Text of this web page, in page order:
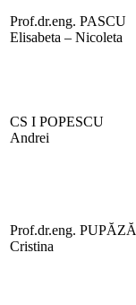
Prof.dr.eng. PASCU
Elisabeta – Nicoleta
CS I POPESCU
Andrei
Prof.dr.eng. PUPĂZĂ
Cristina